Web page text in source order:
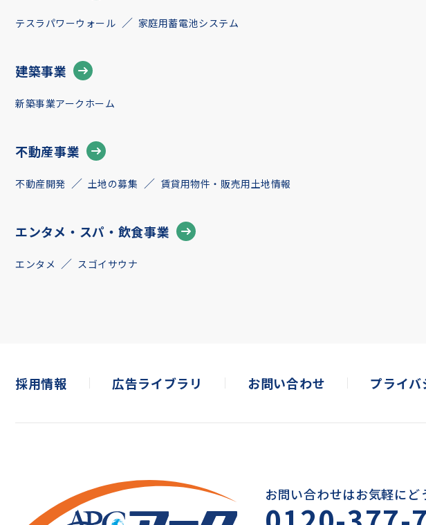
テスラパワーウォール 家庭用蓄電池システム
建築事業
新築事業アークホーム
不動産事業
不動産開発 土地の募集 賃貸用物件・販売用土地情報
エンタメ・スパ・飲食事業
エンタメ スゴイサウナ
採用情報 広告ライブラリ お問い合わせ プライバ
お問い合わせはお気軽にど